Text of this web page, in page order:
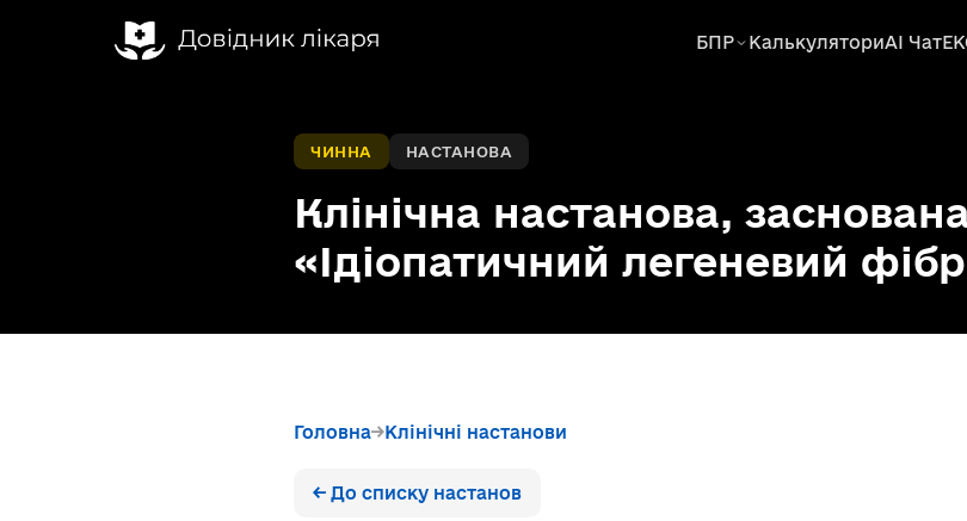
БПР КалькуляториAI Чат
ЧИННА НАСТАНОВА
Клінічна настанова,
«Ідіопатичний легеневий
Головна Клінічні настанови
← До списку настанов